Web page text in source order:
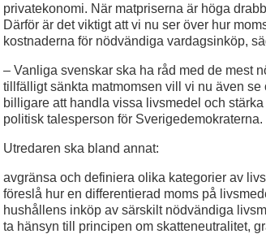
privatekonomi. När matpriserna är höga
Därför är det viktigt att vi nu ser över hur
kostnaderna för nödvändiga vardagsinköp,
– Vanliga svenskar ska ha råd med de mest
tillfälligt sänkta matmomsen vill vi nu även
billigare att handla vissa livsmedel och
politisk talesperson för Sverigedemokraterna.
Utredaren ska bland annat:
avgränsa och definiera olika kategorier av
föreslå hur en differentierad moms på
hushållens inköp av särskilt nödvändiga
ta hänsyn till principen om skatteneutralitet,